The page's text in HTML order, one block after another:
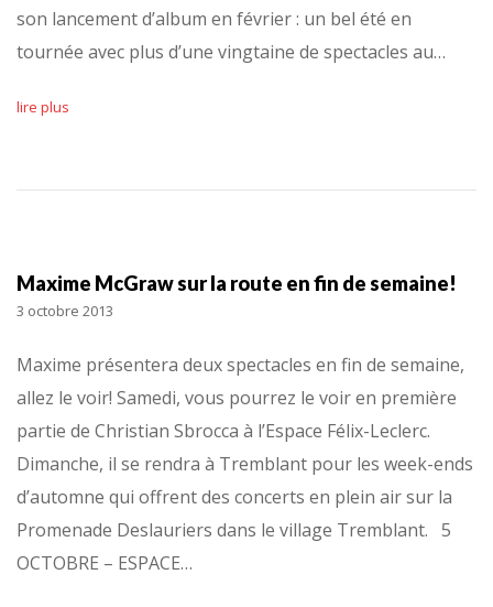
son lancement d’album en février : un bel été en
tournée avec plus d’une vingtaine de spectacles au…
lire plus
Maxime McGraw sur la route en fin de semaine!
3 octobre 2013
Maxime présentera deux spectacles en fin de semaine,
allez le voir! Samedi, vous pourrez le voir en première
partie de Christian Sbrocca à l’Espace Félix-Leclerc.
Dimanche, il se rendra à Tremblant pour les week-ends
d’automne qui offrent des concerts en plein air sur la
Promenade Deslauriers dans le village Tremblant. 5
OCTOBRE – ESPACE…